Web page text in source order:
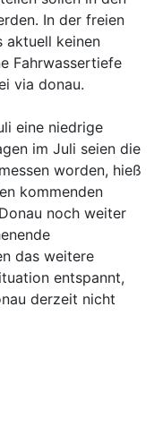
In der freien
aktuell keinen
Fahrwassertiefe
via donau.
eine niedrige
im Juli seien die
worden, hieß
kommenden
noch weiter
das weitere
entspannt,
derzeit nicht